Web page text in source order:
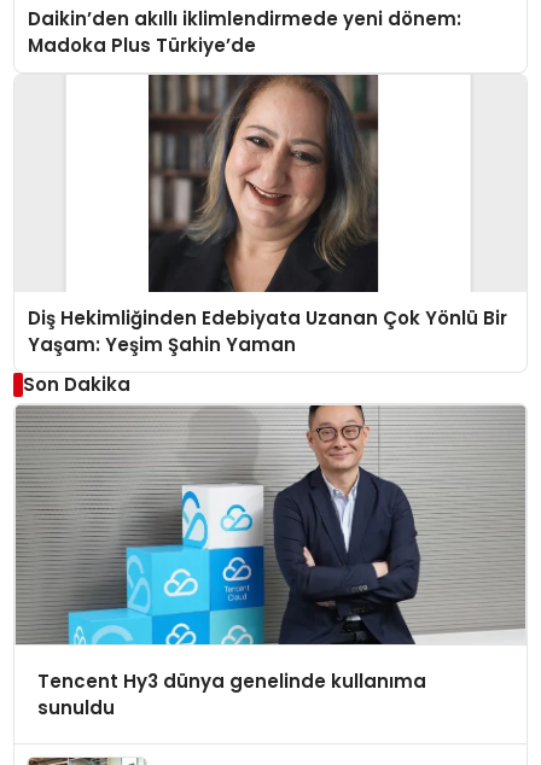
Daikin’den akıllı iklimlendirmede yeni dönem:
Madoka Plus Türkiye’de
Diş Hekimliğinden Edebiyata Uzanan Çok Yönlü Bir
Yaşam: Yeşim Şahin Yaman
Son Dakika
Tencent Hy3 dünya genelinde kullanıma
sunuldu